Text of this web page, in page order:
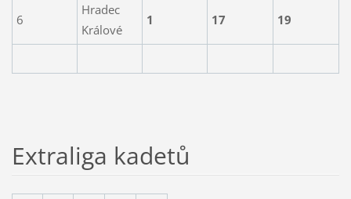
6
Hradec
Králové
1 17 19
Extraliga kadetů